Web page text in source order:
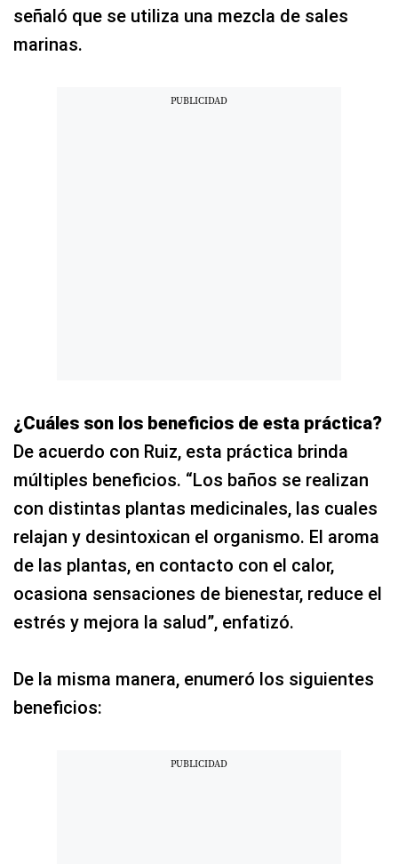
señaló que se utiliza una mezcla de sales
marinas.
¿Cuáles son los beneficios de esta práctica?
De acuerdo con Ruiz, esta práctica brinda
múltiples beneficios. “Los baños se realizan
con distintas plantas medicinales, las cuales
relajan y desintoxican el organismo. El aroma
de las plantas, en contacto con el calor,
ocasiona sensaciones de bienestar, reduce el
estrés y mejora la salud”, enfatizó.
De la misma manera, enumeró los siguientes
beneficios: